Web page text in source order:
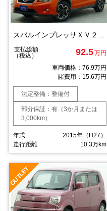
スバルインプレッサＸＶ２．０ｉ－Ｌ
支払総額
（税込）
92.5万円
車両価格：76.9万円
諸費用：15.6万円
法定整備：整備付
部分保証：有（3か月または
3,000km）
年式
2015年（H27）
走行距離
10.3万km